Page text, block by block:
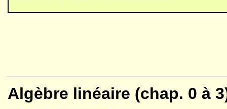
Algèbre linéaire (chap. 0 à